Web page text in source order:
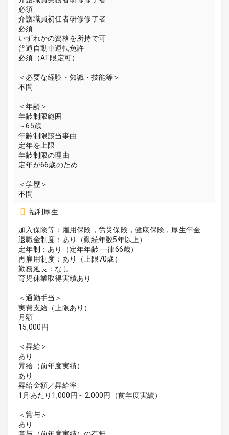
必須
介護職員初任者研修修了者
必須
いずれかの資格を所持で可
普通自動車運転免許
必須（AT限定可）
＜必要な経験・知識・技能等＞
不問
＜年齢＞
年齢制限範囲
～65歳
年齢制限該当事由
定年を上限
年齢制限の理由
定年が66歳のため
＜学歴＞
不問
福利厚生
加入保険等：雇用保険，労災保険，健康保険，厚生年金
退職金制度：あり（勤続年数5年以上）
定年制：あり（定年年齢 一律66歳）
再雇用制度：あり（上限70歳）
勤務延長：なし
育児休業取得実績あり
＜通勤手当＞
実費支給（上限あり）
月額
15,000円
＜昇給＞
あり
昇給（前年度実績）
あり
昇給金額／昇給率
1月あたり1,000円～2,000円（前年度実績）
＜賞与＞
あり